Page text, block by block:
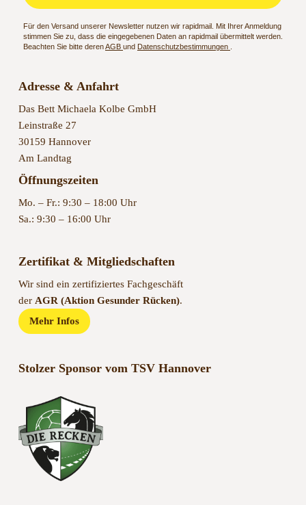
Für den Versand unserer Newsletter nutzen wir rapidmail. Mit Ihrer Anmeldung
stimmen Sie zu, dass die eingegebenen Daten an rapidmail übermittelt werden.
Beachten Sie bitte derenAGB und Datenschutzbestimmungen
Adresse & Anfahrt
Das Bett Michaela Kolbe GmbH
Leinstraße 27
30159 Hannover
Am Landtag
Öffnungszeiten
Mo. – Fr.: 9:30 – 18:00 Uhr
Sa.: 9:30 – 16:00 Uhr
Zertifikat & Mitgliedschaften
Wir sind ein zertifiziertes Fachgeschäft
der AGR (Aktion Gesunder Rücken).
Mehr Infos
Stolzer Sponsor vom TSV Hannover